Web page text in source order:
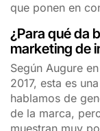
que ponen en
¿Para qué da
marketing de
Según Augure
2017, esta es
hablamos de
de la marca,